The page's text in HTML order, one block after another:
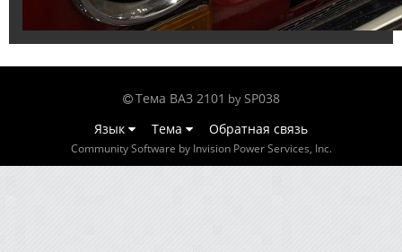
Тема ВАЗ 2101 by SP038
Язык
Тема Обратная связь
Community Software by Invision Power Services, Inc.